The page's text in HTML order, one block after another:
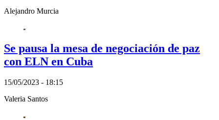
Alejandro Murcia
Se pausa la mesa de negociación de paz
con ELN en Cuba
15/05/2023 - 18:15
Valeria Santos